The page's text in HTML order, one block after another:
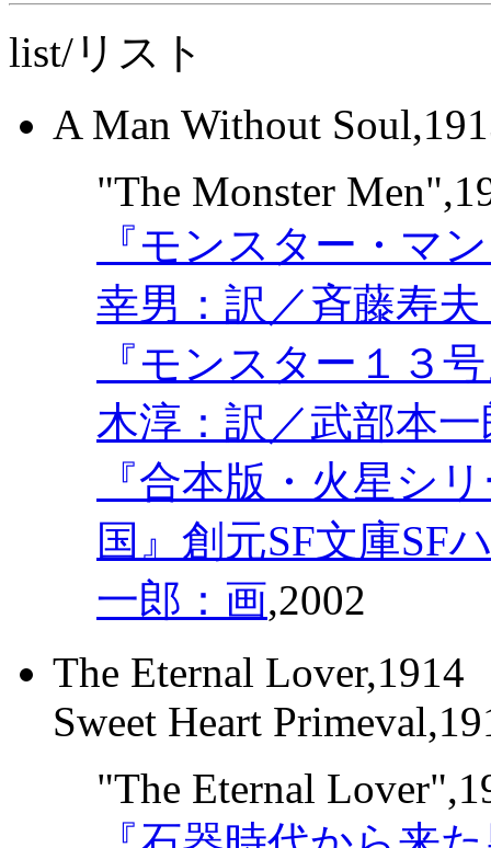
list/リスト
A Man Without
"The Monster
『モンスター・マ
幸男：訳／斉藤寿
『モンスター１３
木淳：訳／武部本
『合本版・火星シ
国』創元SF文庫SF
一郎：画,2002
The Eternal Lover,1914
Sweet Heart
"The Eternal